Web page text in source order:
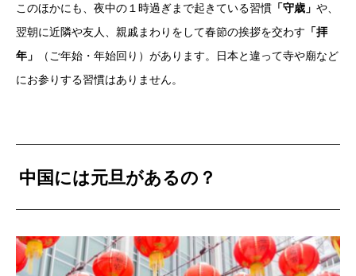
このほかにも、夜中の１時過ぎまで起きている習慣 「守歳」 や、
翌朝に近隣や友人、親戚まわりをして春節の挨拶を交わす 「拝
年」
（ご年始・年始回り）があります。日本と違って寺や廟など
にお参りする習慣はありません。
中国には元旦があるの？